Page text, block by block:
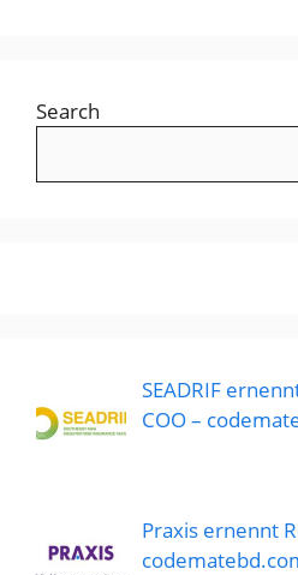
Search
SEADRIF
COO –
Praxis ernennt